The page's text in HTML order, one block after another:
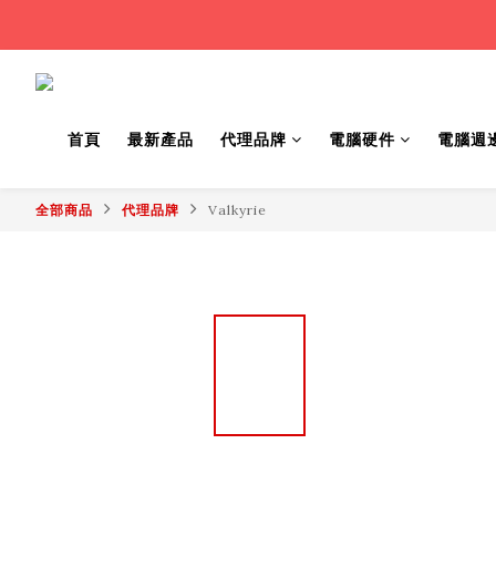
首頁 最新產品 代理品牌 電腦硬件 電腦週
全部商品 代理品牌 Valkyrie